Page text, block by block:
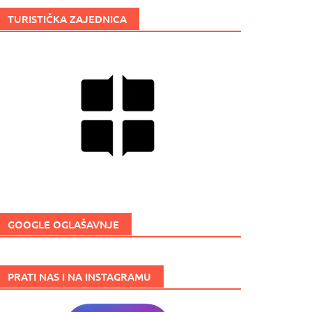
TURISTIČKA ZAJEDNICA
GOOGLE OGLAŠAVNJE
PRATI NAS I NA INSTAGRAMU